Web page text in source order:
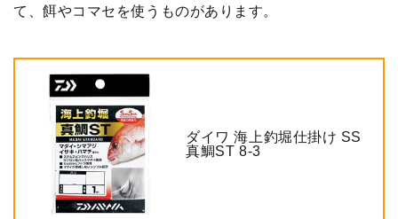
て、餌やコマセを使うものがあります。
ダイワ 海上釣堀仕掛け SS
真鯛ST 8-3